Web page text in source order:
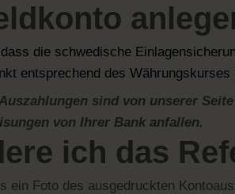
die schwedische
entsprechend des Währungskurses
sind von unserer
von Ihrer Bank anfallen.
ich das
ein Foto des ausgedruckten